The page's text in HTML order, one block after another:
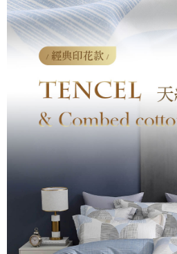
易，需依本服務之必要範圍內提供個人資
權轉讓予恩沛科技股份有限公司。
２．關於個人資料處理事宜，請瀏覽以下網
https://aftee.tw/terms/#terms3
３．未成年的使用者請事先徵得法定代理
「AFTEE先享後付」，若未經同意申辦者
４．使用「AFTEE先享後付」時，將依據
請求用戶進行身份認證。
離島宅配
每筆NT$100，滿NT$499(含以上)免運